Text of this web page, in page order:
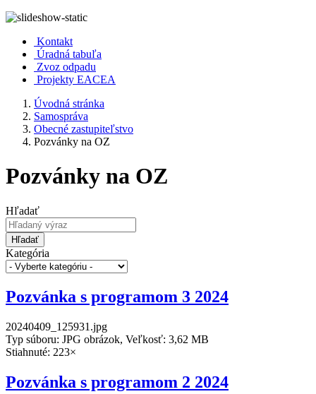
Kontakt
Úradná tabuľa
Zvoz odpadu
Projekty EACEA
Úvodná stránka
Samospráva
Obecné zastupiteľstvo
Pozvánky na OZ
Pozvánky na OZ
Hľadať
Hľadať
Kategória
Pozvánka s programom 3 2024
20240409_125931.jpg
Typ súboru: JPG obrázok, Veľkosť: 3,62 MB
Stiahnuté: 223×
Pozvánka s programom 2 2024